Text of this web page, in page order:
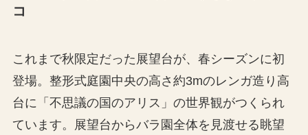
コ
これまで秋限定だった展望台が、春シーズンに初
登場。整形式庭園中央の高さ約3mのレンガ造り高
台に「不思議の国のアリス」の世界観がつくられ
ています。展望台からバラ園全体を見渡せる眺望